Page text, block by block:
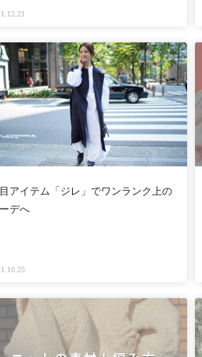
アイテム「ジレ」でワンランク上の
デへ